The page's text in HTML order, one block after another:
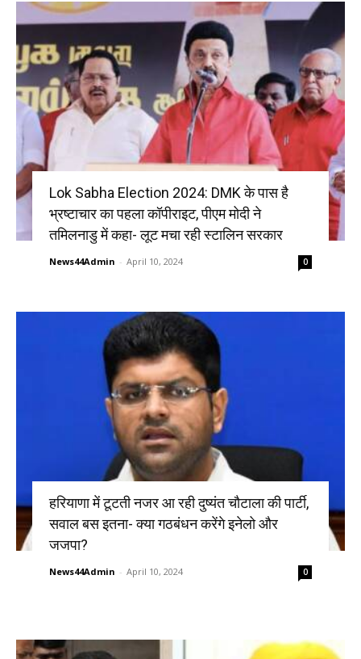
Lok Sabha Election 2024: DMK के पास है
भ्रष्टाचार का पहला कॉपीराइट, पीएम मोदी ने
तमिलनाडु में कहा- लूट मचा रही स्टालिन सरकार
News44Admin - April 10, 2024 0
हरियाणा में टूटती नजर आ रही दुष्यंत चौटाला की पार्टी,
सवाल बस इतना- क्या गठबंधन करेंगे इनेलो और
जजपा?
News44Admin - April 10, 2024 0